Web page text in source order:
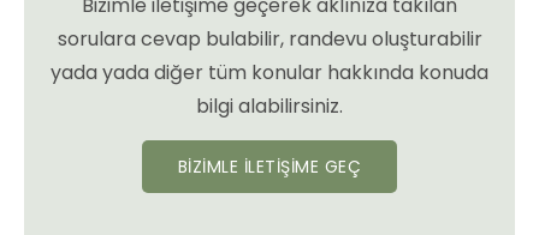
sorulara cevap bulabilir, randevu oluşturabilir
yada yada diğer tüm konular hakkında konuda
bilgi alabilirsiniz.
BİZİMLE İLETİŞİME GEÇ